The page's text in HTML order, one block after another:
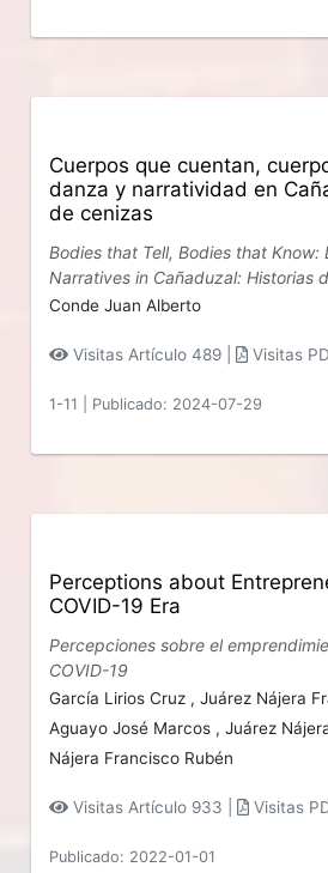
Cuerpos que cuentan,
danza y narratividad en
de cenizas
Bodies that Tell, Bodies that Know:
Narratives in Cañaduzal: Historias
Conde Juan Alberto
Visitas Artículo 489 | Visitas
1-11 Publicado: 2024-07-29
Perceptions about
COVID-19 Era
Percepciones sobre el
COVID-19
García Lirios Cruz ,Juárez Nájera
Aguayo José Marcos ,Juárez
Nájera Francisco Rubén
Visitas Artículo 933 | Visitas
Publicado: 2022-01-01